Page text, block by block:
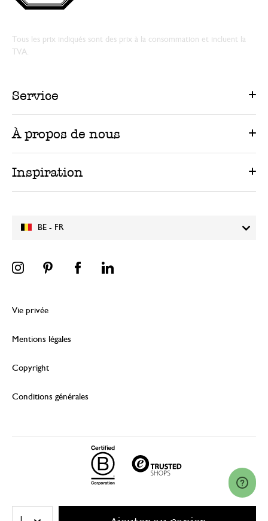
BE - FR
Tous les prix indiqués sont des prix à la consommation et incluent la
TVA.
Service
À propos de nous
Inspiration
Vie privée
Mentions légales
Copyright
Conditions générales
© 2026 Dille & Kamille (Nederland) B.V.